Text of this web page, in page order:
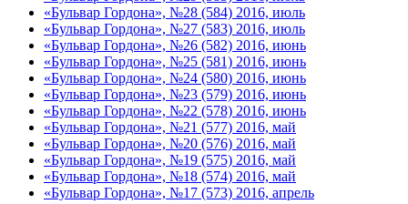
«Бульвар Гордона», №28 (584) 2016, июль
«Бульвар Гордона», №27 (583) 2016, июль
«Бульвар Гордона», №26 (582) 2016, июнь
«Бульвар Гордона», №25 (581) 2016, июнь
«Бульвар Гордона», №24 (580) 2016, июнь
«Бульвар Гордона», №23 (579) 2016, июнь
«Бульвар Гордона», №22 (578) 2016, июнь
«Бульвар Гордона», №21 (577) 2016, май
«Бульвар Гордона», №20 (576) 2016, май
«Бульвар Гордона», №19 (575) 2016, май
«Бульвар Гордона», №18 (574) 2016, май
«Бульвар Гордона», №17 (573) 2016, апрель